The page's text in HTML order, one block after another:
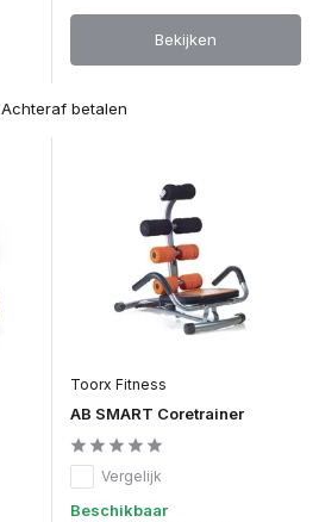
Bekijken
Achteraf betalen
Toorx Fitness
AB SMART Coretrainer
Vergelijk
Beschikbaar